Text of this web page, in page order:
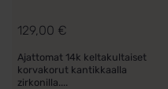
129,00 €
Ajattomat 14k keltakultaiset
korvakorut kantikkaalla
zirkonilla....